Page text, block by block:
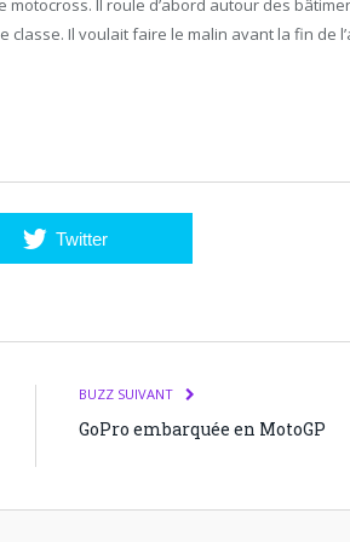
Il roule d’abord autour des
classe. Il voulait faire le malin avant la fin de
Twitter
BUZZ SUIVANT
GoPro embarquée en MotoGP